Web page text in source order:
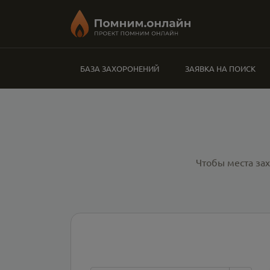
БАЗА ЗАХОРОНЕНИЙ ЗАЯВКА НА ПОИСК
Чтобы места